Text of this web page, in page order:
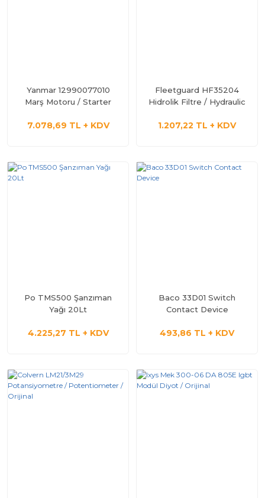
Yanmar 12990077010
Marş Motoru / Starter
7.078,69 TL + KDV
Fleetguard HF35204
Hidrolik Filtre / Hydraulic
1.207,22 TL + KDV
Po TMS500 Şanzıman
Yağı 20Lt
4.225,27 TL + KDV
Baco 33D01 Switch
Contact Device
493,86 TL + KDV